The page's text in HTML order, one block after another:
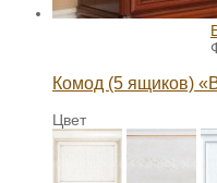
Комод (5 ящиков)
Цвет